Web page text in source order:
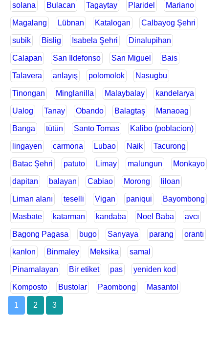
solana Bulacan Tagaytay Plaridel Mariano
Magalang Lübnan Katalogan Calbayog Şehri
subik Bislig Isabela Şehri Dinalupihan
Calapan San Ildefonso San Miguel Bais
Talavera anlayış polomolok Nasugbu
Tinongan Minglanilla Malaybalay kandelarya
Ualog Tanay Obando Balagtaş Manaoag
Banga tütün Santo Tomas Kalibo (poblacion)
lingayen carmona Lubao Naik Tacurong
Batac Şehri patuto Limay malungun Monkayo
dapitan balayan Cabiao Morong liloan
Liman alanı teselli Vigan paniqui Bayombong
Masbate katarman kandaba Noel Baba avcı
Bagong Pagasa bugo Sarıyaya parang orantı
kanlon Binmaley Meksika samal
Pinamalayan Bir etiket pas yeniden kod
Komposto Bustolar Paombong Masantol
1 2 3